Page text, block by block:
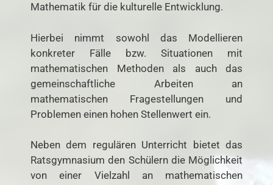
Mathematik für die kulturelle Entwicklung.
Hierbei nimmt sowohl das Modellieren
konkreter Fälle bzw. Situationen mit
mathematischen Methoden als auch das
gemeinschaftliche Arbeiten an
mathematischen Fragestellungen und
Problemen einen hohen Stellenwert ein.
Neben dem regulären Unterricht bietet das
Ratsgymnasium den Schülern die Möglichkeit
von einer Vielzahl an mathematischen